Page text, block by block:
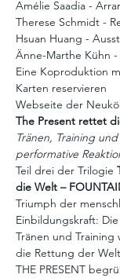
Amélie Saadia -
Therese Schmidt -
Hsuan Huang -
Änne-Marthe Kühn
Eine Koproduktion
Karten reservieren
Webseite der
The Present rettet
Tränen, Training
performative
Teil drei der Trilogie
die Welt –
Triumph der
Einbildungskraft:
Tränen und
die Rettung der
THE PRESENT